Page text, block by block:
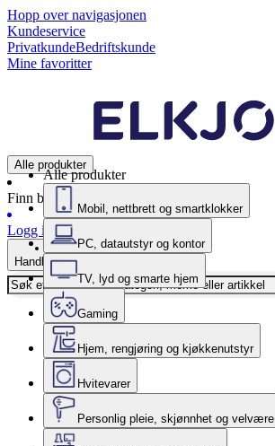
Hopp over navigasjonen
Kundeservice
PrivatkundeBedriftskunde
Mine favoritter
Alle produkter
Finn butikk
Logg inn
Handlekurv
Alle produkter
Mobil, nettbrett og smartklokker
PC, datautstyr og kontor
TV, lyd og smarte hjem
Gaming
Hjem, rengjøring og kjøkkenutstyr
Hvitevarer
Personlig pleie, skjønnhet og velvære